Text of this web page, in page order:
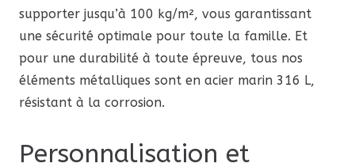
supporter jusqu’à 100 kg/m², vous garantissant
une sécurité optimale pour toute la famille. Et
pour une durabilité à toute épreuve, tous nos
éléments métalliques sont en acier marin 316 L,
résistant à la corrosion.
Personnalisation et